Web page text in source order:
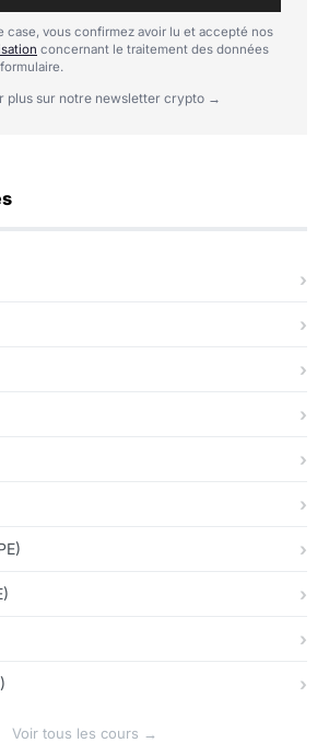
case, vous confirmez avoir lu et accepté nos
concernant le traitement des données
plus sur notre newsletter crypto →
Voir tous les cours →